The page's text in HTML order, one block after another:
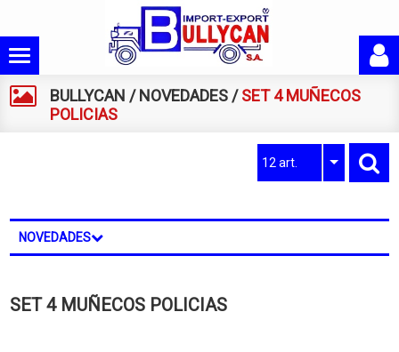
BULLYCAN /NOVEDADES /SET 4 MUÑECOS
POLICIAS
12 art.
NOVEDADES
SET 4 MUÑECOS POLICIAS